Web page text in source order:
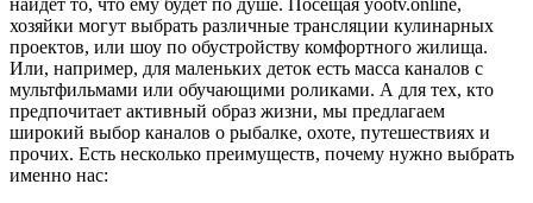
хозяйки могут выбрать различные трансляции кулинарных
проектов, или шоу по обустройству комфортного жилища.
Или, например, для маленьких деток есть масса каналов с
мультфильмами или обучающими роликами. А для тех, кто
предпочитает активный образ жизни, мы предлагаем
широкий выбор каналов о рыбалке, охоте, путешествиях и
прочих. Есть несколько преимуществ, почему нужно выбрать
именно нас: